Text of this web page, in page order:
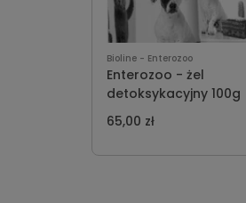
Bioline - Enterozoo
Enterozoo - żel
detoksykacyjny 100g
65,00 zł